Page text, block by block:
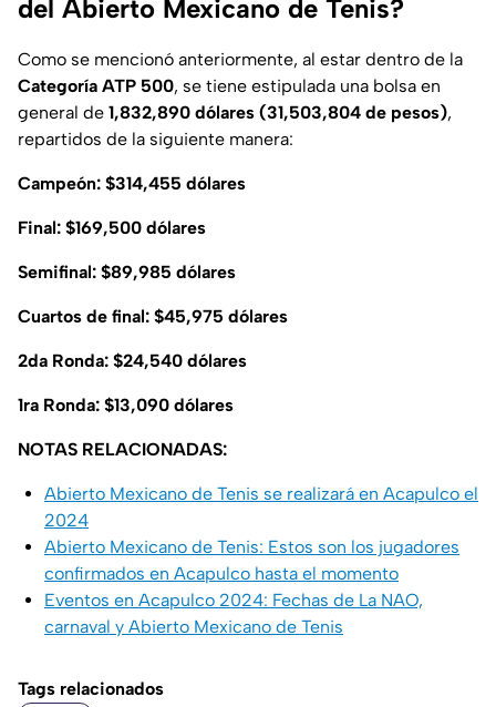
del Abierto Mexicano de Tenis?
Como se mencionó anteriormente, al estar dentro de la
Categoría ATP 500, se tiene estipulada una bolsa en
general de 1,832,890 dólares (31,503,804 de pesos),
repartidos de la siguiente manera:
Campeón: $314,455 dólares
Final: $169,500 dólares
Semifinal: $89,985 dólares
Cuartos de final: $45,975 dólares
2da Ronda: $24,540 dólares
1ra Ronda: $13,090 dólares
NOTAS RELACIONADAS:
Abierto Mexicano de Tenis se realizará en Acapulco el
2024
Abierto Mexicano de Tenis: Estos son los jugadores
confirmados en Acapulco hasta el momento
Eventos en Acapulco 2024: Fechas de La NAO,
carnaval y Abierto Mexicano de Tenis
Tags relacionados